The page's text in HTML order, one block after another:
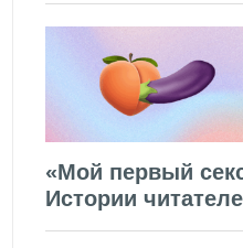
«Мой первый
Истории